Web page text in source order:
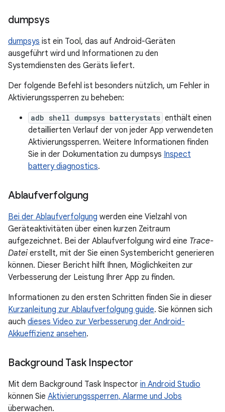
dumpsys
dumpsys ist ein Tool, das auf Android-Geräten
ausgeführt wird und Informationen zu den
Systemdiensten des Geräts liefert.
Der folgende Befehl ist besonders nützlich, um Fehler in
Aktivierungssperren zu beheben:
adb shell dumpsys batterystats enthält einen
detaillierten Verlauf der von jeder App verwendeten
Aktivierungssperren. Weitere Informationen finden
Sie in der Dokumentation zu dumpsys Inspect
battery diagnostics.
Ablaufverfolgung
Bei der Ablaufverfolgung werden eine Vielzahl von
Geräteaktivitäten über einen kurzen Zeitraum
aufgezeichnet. Bei der Ablaufverfolgung wird eine Trace-
Datei erstellt, mit der Sie einen Systembericht generieren
können. Dieser Bericht hilft Ihnen, Möglichkeiten zur
Verbesserung der Leistung Ihrer App zu finden.
Informationen zu den ersten Schritten finden Sie in dieser
Kurzanleitung zur Ablaufverfolgung guide. Sie können sich
auch dieses Video zur Verbesserung der Android-
Akkueffizienz ansehen.
Background Task Inspector
Mit dem Background Task Inspector in Android Studio
können Sie Aktivierungssperren, Alarme und Jobs
überwachen.